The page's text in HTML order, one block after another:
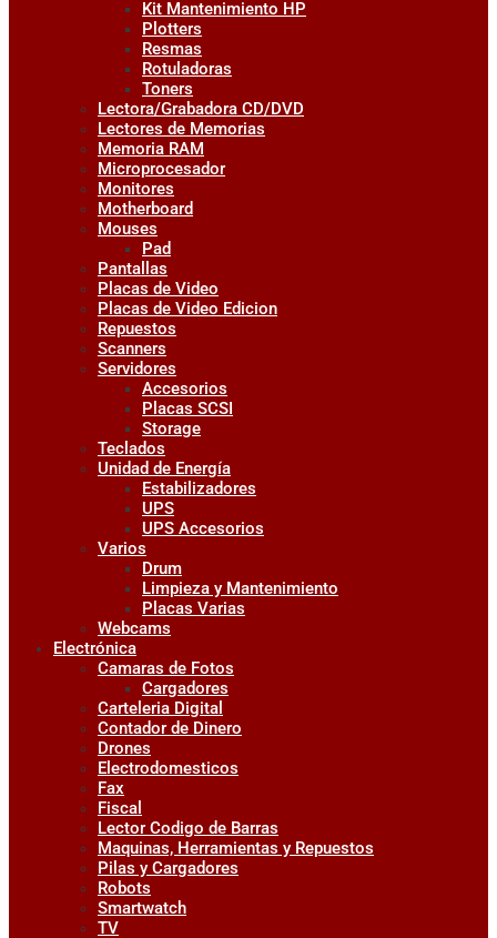
Kit Mantenimiento HP
Plotters
Resmas
Rotuladoras
Toners
Lectora/Grabadora CD/DVD
Lectores de Memorias
Memoria RAM
Microprocesador
Monitores
Motherboard
Mouses
Pad
Pantallas
Placas de Video
Placas de Video Edicion
Repuestos
Scanners
Servidores
Accesorios
Placas SCSI
Storage
Teclados
Unidad de Energía
Estabilizadores
UPS
UPS Accesorios
Varios
Drum
Limpieza y Mantenimiento
Placas Varias
Webcams
Electrónica
Camaras de Fotos
Cargadores
Carteleria Digital
Contador de Dinero
Drones
Electrodomesticos
Fax
Fiscal
Lector Codigo de Barras
Maquinas, Herramientas y Repuestos
Pilas y Cargadores
Robots
Smartwatch
TV